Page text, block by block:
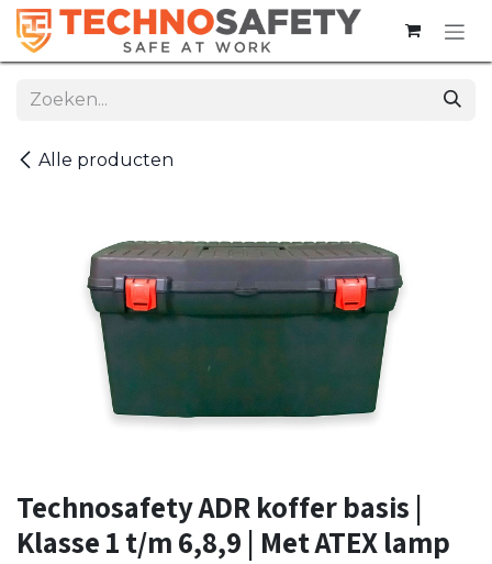
Overslaan naar inhoud
Alle producten
Technosafety ADR koffer basis |
Klasse 1 t/m 6,8,9 | Met ATEX lamp